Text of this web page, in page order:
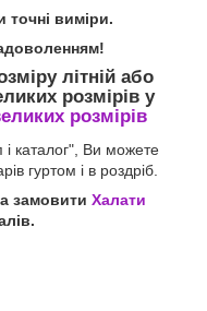
точні виміри.
літній або
розмірів у
розмірів
і каталог", Ви можете
гуртом і в роздріб.
замовити Халати